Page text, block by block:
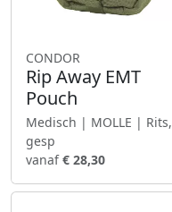
CONDOR
Rip Away EMT
Pouch
Medisch | MOLLE | Rits,
gesp
vanaf€ 28,30